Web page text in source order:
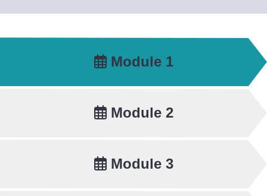
Module 1
Module 2
Module 3